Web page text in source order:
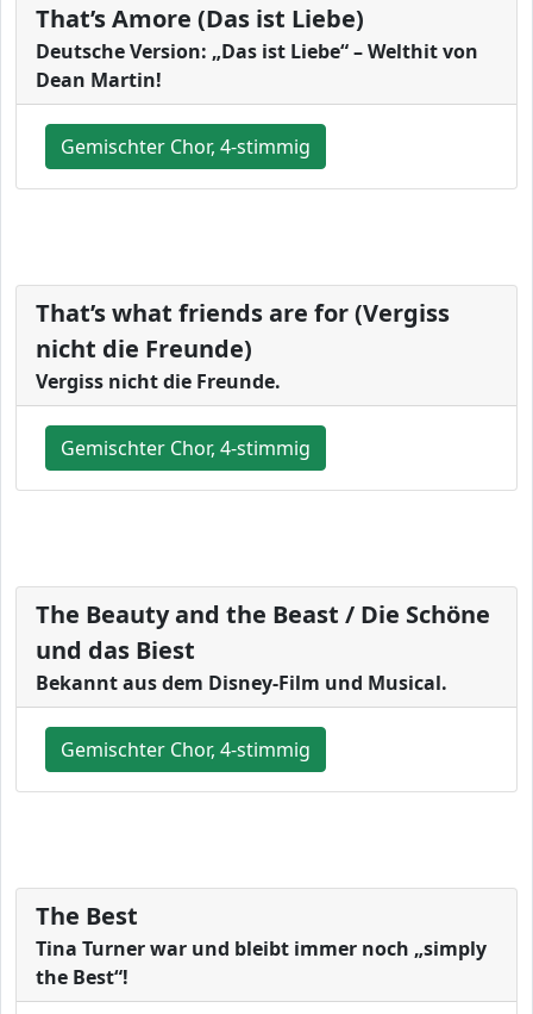
That’s Amore (Das ist Liebe)
Deutsche Version: „Das ist Liebe“ – Welthit von
Dean Martin!
Gemischter Chor, 4-stimmig
That’s what friends are for (Vergiss
nicht die Freunde)
Vergiss nicht die Freunde.
Gemischter Chor, 4-stimmig
The Beauty and the Beast / Die Schöne
und das Biest
Bekannt aus dem Disney-Film und Musical.
Gemischter Chor, 4-stimmig
The Best
Tina Turner war und bleibt immer noch „simply
the Best“!